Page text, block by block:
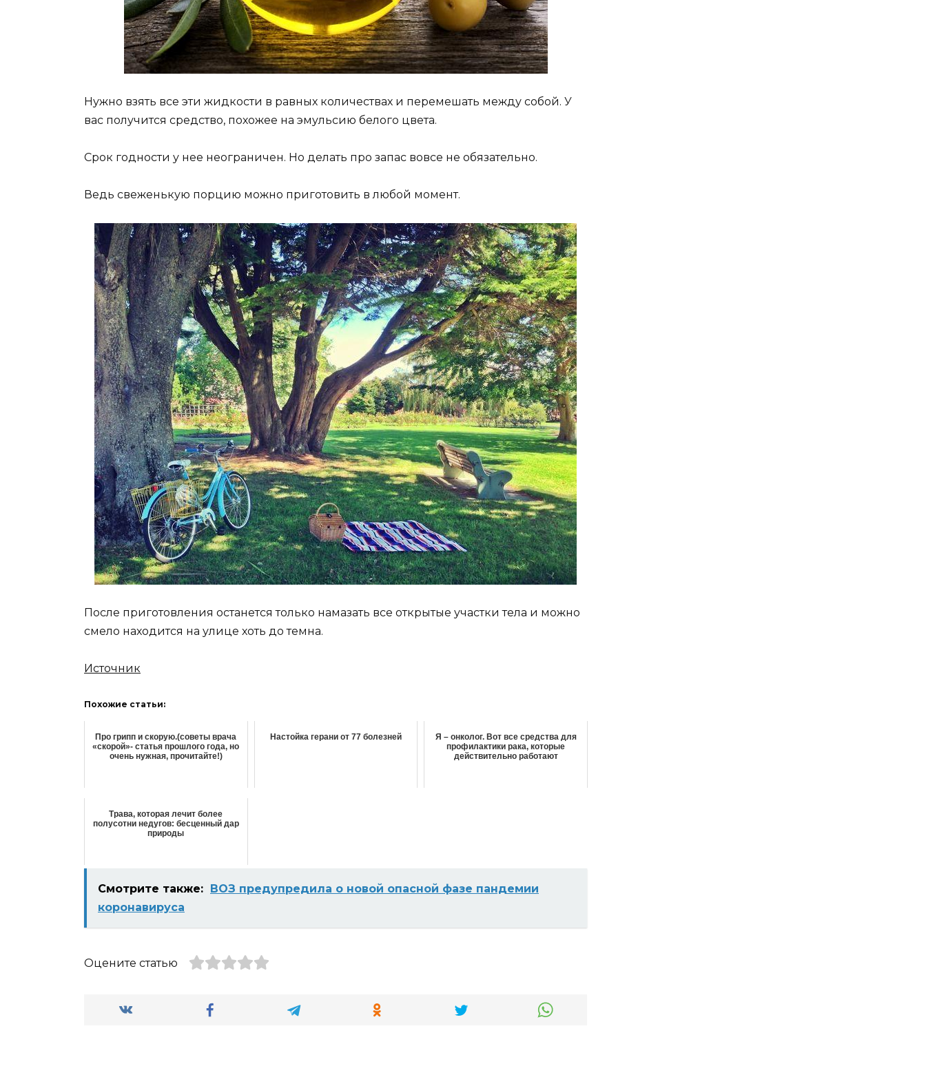
Нужно взять все эти жидкости в равных количествах и перемешать между собой. У
вас получится средство, похожее на эмульсию белого цвета.
Срок годности у нее неограничен. Но делать про запас вовсе не обязательно.
Ведь свеженькую порцию можно приготовить в любой момент.
После приготовления останется только намазать все открытые участки тела и можно
смело находится на улице хоть до темна.
Источник
Похожие статьи:
Про грипп и скорую.(советы врача
«скорой»- статья прошлого года, но
очень нужная, прочитайте!)
Настойка герани от 77 болезней
Я – онколог. Вот все средства для
профилактики рака, которые
действительно работают
Трава, которая лечит более
полусотни недугов: бесценный дар
природы
Смотрите также:
ВОЗ предупредила о новой опасной фазе пандемии
коронавируса
Оцените статью